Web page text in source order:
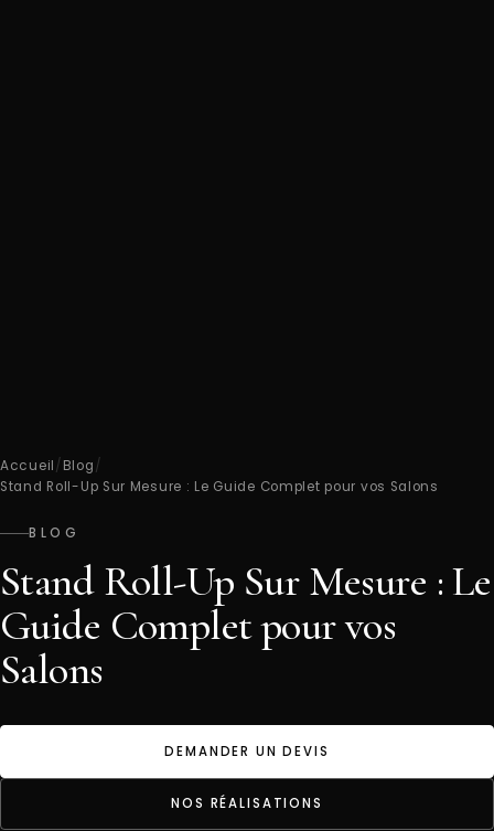
Accueil/ Blog/
Stand Roll-Up Sur Mesure : Le Guide Complet pour vos Salons
BLOG
Stand Roll-Up Sur Mesure : Le
Guide Complet pour vos
Salons
DEMANDER UN DEVIS
NOS RÉALISATIONS